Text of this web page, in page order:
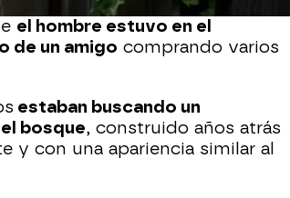
de alimentos. Allí, el
el hombre estuvo en el
de un amigo comprando varios
estaban buscando un
bosque, construido años atrás
y con una apariencia similar al